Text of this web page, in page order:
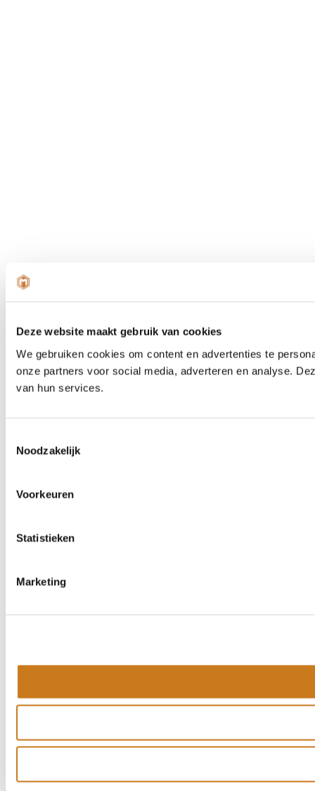
Deze website maakt gebruik van cookies
We gebruiken cookies om content en advertenties te
onze partners voor social media, adverteren en analyse.
van hun services.
Noodzakelijk
Voorkeuren
Statistieken
Marketing